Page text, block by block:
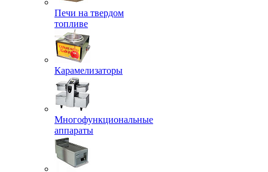
Печи на твердом
топливе
Карамелизаторы
Многофункциональные
аппараты